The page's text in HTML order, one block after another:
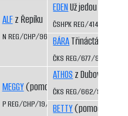
98/00
ALFz Řepíku
N REG/CHP/962/96/98
MEGGY(pomocný registr)
P REG/CHP/19/95/97
EDENUž jedou CS
ČSHPK REG/414/89
BÁRATřináctá míle CS
ČKS REG/677/92/94
ATHOS z Dubových
ČKS REG/662/92/94
BETTY(pomocný